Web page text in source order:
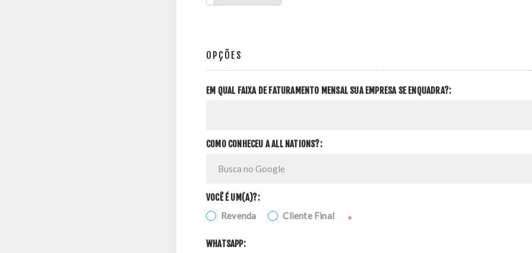
OPÇÕES
EM QUAL FAIXA DE FATURAMENTO MENSAL SUA EMPRESA SE ENQUADRA?:
COMO CONHECEU A ALL NATIONS?:
VOCÊ É UM(A)?:
Revenda Cliente Final *
WHATSAPP: